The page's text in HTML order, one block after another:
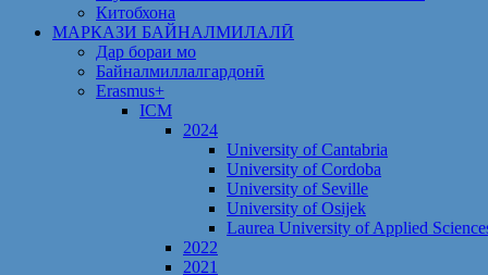
Китобхона
МАРКАЗИ БАЙНАЛМИЛАЛӢ
Дар бораи мо
Байналмиллалгардонӣ
Erasmus+
ICM
2024
University of Cantabria
University of Cordoba
University of Seville
University of Osijek
Laurea University of Applied
2022
2021